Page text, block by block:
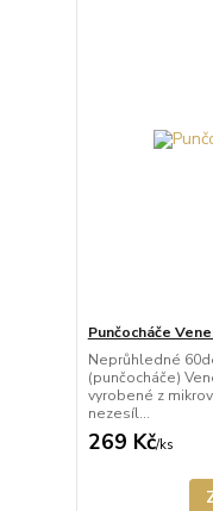
Punčocháče
Neprůhledné
(punčocháče)
vyrobené z
nezesíl...
269 Kč/ks